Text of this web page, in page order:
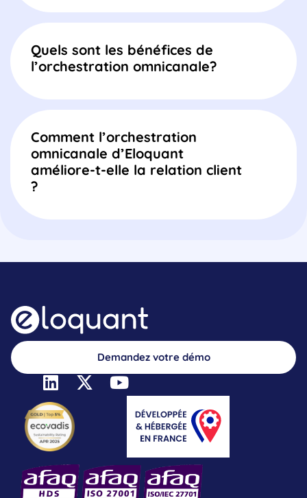
Quels sont les bénéfices de
l’orchestration omnicanale?
Comment l’orchestration
omnicanale d’Eloquant
améliore-t-elle la relation client
?
Demandez votre démo